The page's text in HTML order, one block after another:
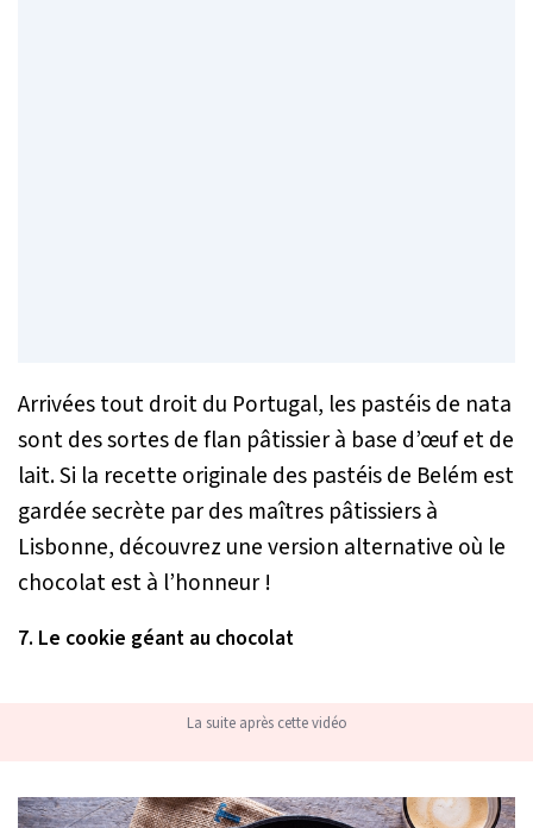
Arrivées tout droit du Portugal, les pastéis de nata
sont des sortes de flan pâtissier à base d’œuf et de
lait. Si la recette originale des pastéis de Belém est
gardée secrète par des maîtres pâtissiers à
Lisbonne, découvrez une version alternative où le
chocolat est à l’honneur !
7. Le cookie géant au chocolat
La suite après cette vidéo